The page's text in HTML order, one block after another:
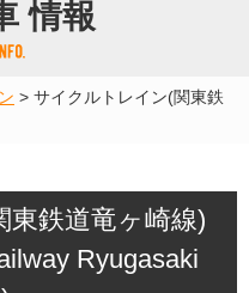
情報
> サイクルトレイン(関東鉄
鉄道竜ヶ崎線)
Ryugasaki